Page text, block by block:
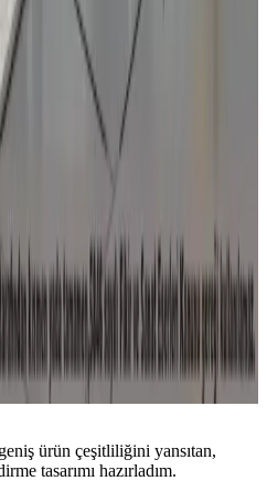
ürün çeşitliliğini yansıtan,
tasarımı hazırladım.